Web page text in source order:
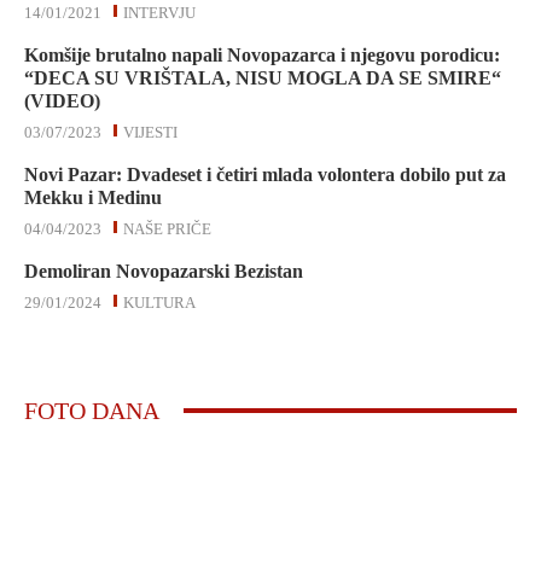
INTERVJU
14/01/2021
Komšije brutalno napali Novopazarca i njegovu porodicu:
“DECA SU VRIŠTALA, NISU MOGLA DA SE SMIRE“
(VIDEO)
VIJESTI
03/07/2023
Novi Pazar: Dvadeset i četiri mlada volontera dobilo put za
Mekku i Medinu
NAŠE PRIČE
04/04/2023
Demoliran Novopazarski Bezistan
KULTURA
29/01/2024
FOTO DANA